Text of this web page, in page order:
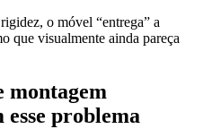
o móvel “entrega” a
que visualmente ainda pareça
montagem
problema